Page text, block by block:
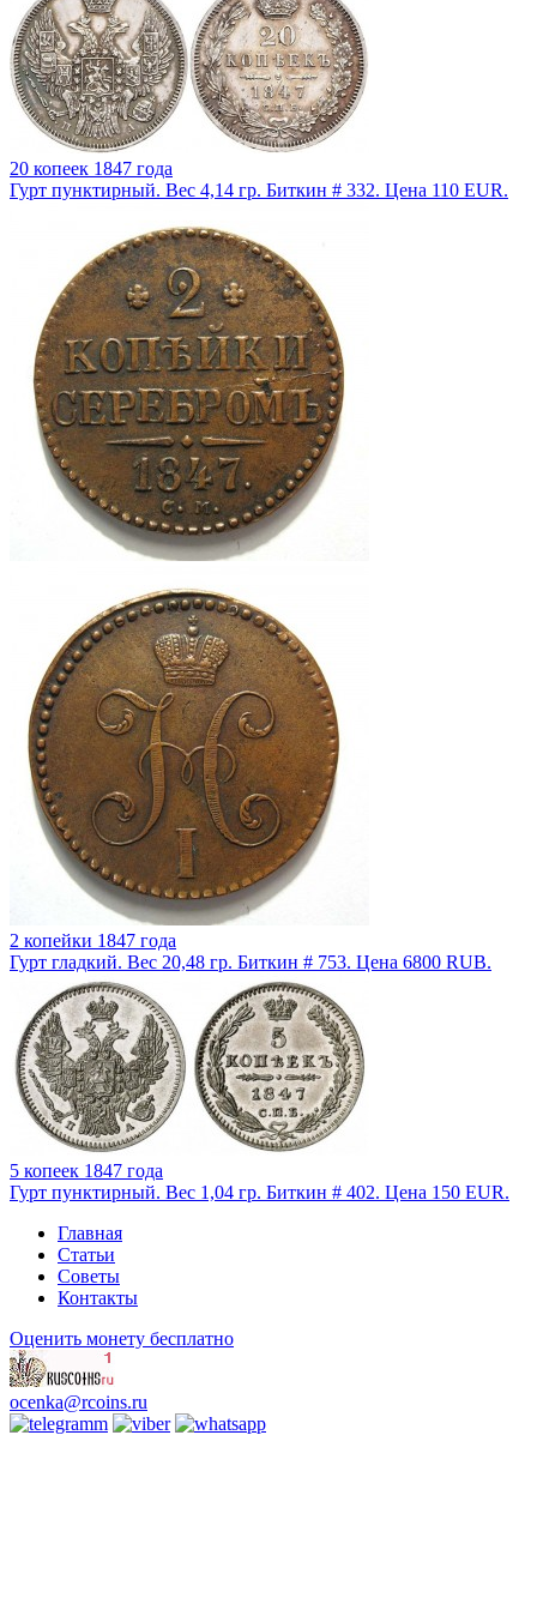
20 копеек 1847 года
Гурт пунктирный. Вес 4,14 гр. Биткин # 332. Цена 110 EUR.
2 копейки 1847 года
Гурт гладкий. Вес 20,48 гр. Биткин # 753. Цена 6800 RUB.
5 копеек 1847 года
Гурт пунктирный. Вес 1,04 гр. Биткин # 402. Цена 150 EUR.
Главная
Статьи
Советы
Контакты
Оценить монету бесплатно
ocenka@rcoins.ru